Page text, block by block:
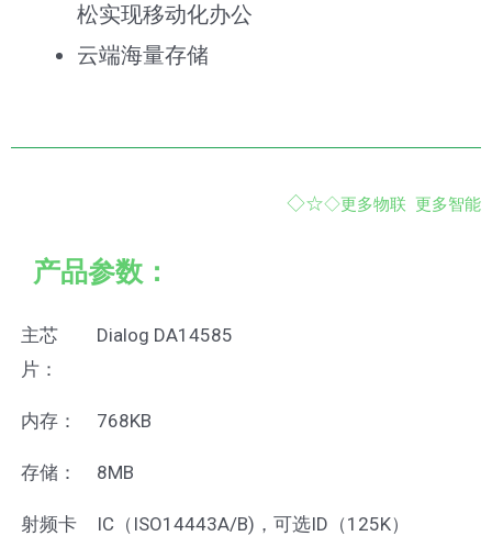
松实现移动化办公
云端海量存储
◇☆◇更多物联 更多智能
产品参数：
主芯
片：
Dialog DA14585
内存： 768KB
存储： 8MB
射频卡
IC（ISO14443A/B)，可选ID（125K）